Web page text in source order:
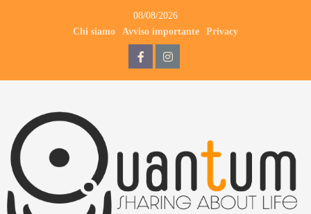
08/08/2026
Chi siamo
Avviso importante Privacy